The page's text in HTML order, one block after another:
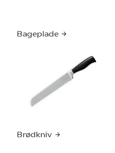
Bageplade
Brødkniv